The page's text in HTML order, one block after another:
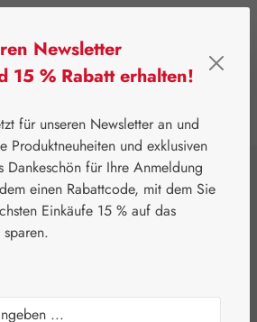
Pharma Aminosäuren
+ Jod
Newsletter
15 % Rabatt erhalten!
für unseren Newsletter an und
Produktneuheiten und exklusiven
Dankeschön für Ihre Anmeldung
einen Rabattcode, mit dem Sie
Einkäufe 15 % auf das